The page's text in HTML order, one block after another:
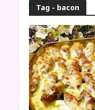
Tag - bacon